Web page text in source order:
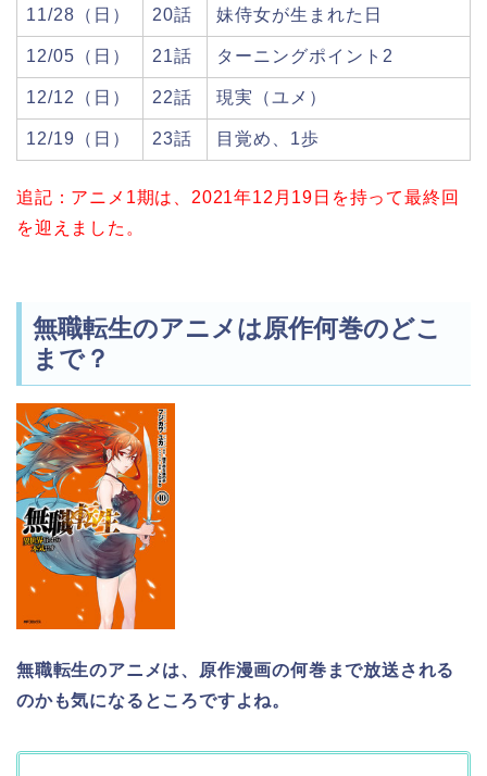
11/28（日） 20話 妹侍女が生まれた日
12/05（日） 21話 ターニングポイント2
12/12（日） 22話 現実（ユメ）
12/19（日） 23話 目覚め、1歩
追記：アニメ1期は、2021年12月19日を持って最終回
を迎えました。
無職転生のアニメは原作何巻のどこ
まで？
無職転生のアニメは、原作漫画の何巻まで放送される
のかも気になるところですよね。